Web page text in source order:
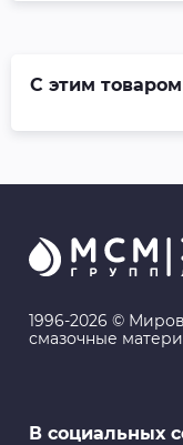
С этим
1996-2026 ©
смазочные
В социальных